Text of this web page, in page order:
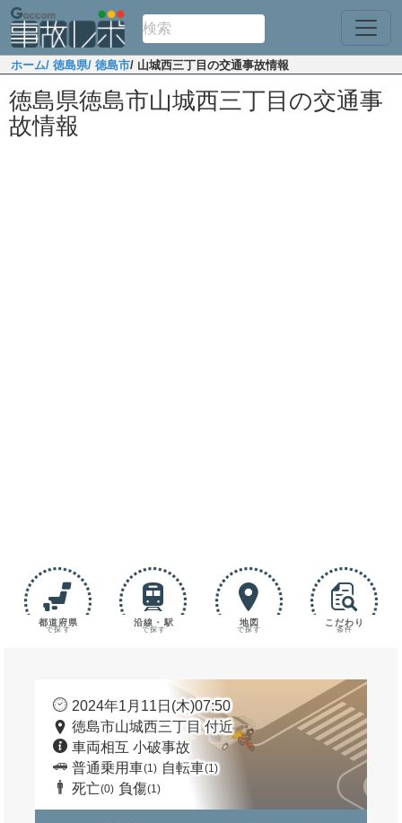
ホーム/ 徳島県/ 徳島市/ 山城西三丁目の交通事故情報
徳島県徳島市山城西三丁目の交通事
故情報
都道府県
で探す
沿線・駅
で探す
地図
で探す
こだわり
条件
2024年1月11日(木)07:50
徳島市山城西三丁目 付近
車両相互 小破事故
普通乗用車(1) 自転車(1)
死亡(0) 負傷(1)